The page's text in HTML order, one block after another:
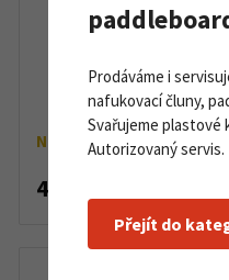
Kajak
Na objednávku
48 900 Kč
Prodáváme i
nafukovací čluny,
Svařujeme plastové
Autorizovaný servis.
Přejít do